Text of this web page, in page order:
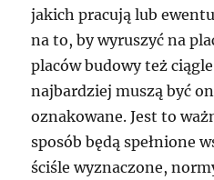
jakich pracują lub
na to, by wyruszyć na
placów budowy też
najbardziej muszą być
oznakowane. Jest to
sposób będą spełnione
ściśle wyznaczone,